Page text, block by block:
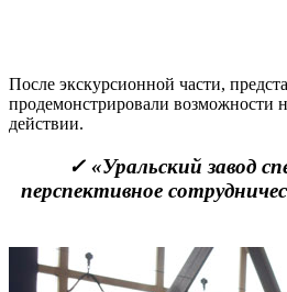
После экскурсионной части,
продемонстрировали возможности
действии.
✓ «Уральский завод
перспективное